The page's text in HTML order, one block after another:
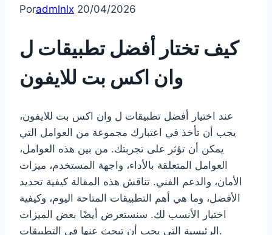
Poradmlnlx 20/04/2026
كيف تختار أفضل تطبيقات ل
وان اكس بت للايفون
عند اختيار أفضل تطبيقات ل وان اكس بت للايفون،
يجب أن تأخذ في اعتبارك مجموعة من العوامل التي
يمكن أن تؤثر على تجربتك. من بين هذه العوامل،
العوامل المتعلقة بالأداء، واجهة المستخدم، ميزات
الأمان، والدعم الفني. تناقش هذه المقالة كيفية تحديد
الأفضل، وما هي أهم التطبيقات المتاحة اليوم، وكيفية
اختيار الأنسب لك. سنستعرض أيضًا بعض الميزات
الرئيسية التي يجب أن تبحث عنها في التطبيقات.